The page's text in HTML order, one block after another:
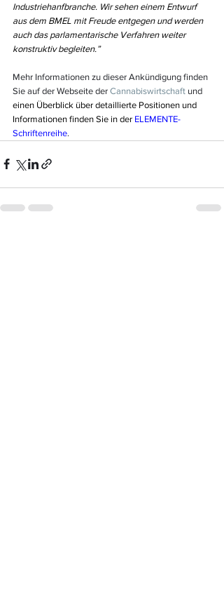
Industriehanfbranche. Wir sehen einem Entwurf
aus dem BMEL mit Freude entgegen und werden
auch das parlamentarische Verfahren weiter
konstruktiv begleiten.”
Mehr Informationen zu dieser Ankündigung finden
Sie auf der Webseite der Cannabiswirtschaft und
einen Überblick über detaillierte Positionen und
Informationen finden Sie in der ELEMENTE-
Schriftenreihe.